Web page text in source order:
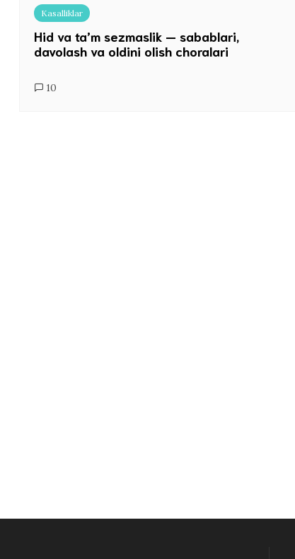
Kasalliklar
Hid va ta’m sezmaslik — sabablari,
davolash va oldini olish choralari
10